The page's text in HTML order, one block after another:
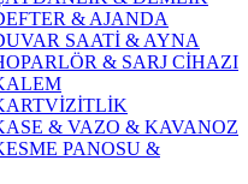
& AJANDA
SAATİ & AYNA
& SARJ CİHAZI
& VAZO & KAVANOZ
PANOSU &